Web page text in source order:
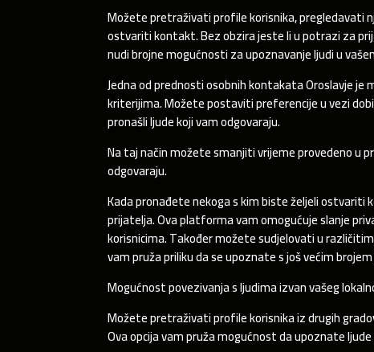
Možete pretraživati profile korisnika, pregledavati
ostvariti kontakt. Bez obzira jeste li u potrazi za
nudi brojne mogućnosti za upoznavanje ljudi u
Jedna od prednosti osobnih kontakata Oroslavje
kriterijima. Možete postaviti preferencije u vezi
pronašli ljude koji vam odgovaraju.
Na taj način možete smanjiti vrijeme provedeno u
odgovaraju.
Kada pronađete nekoga s kim biste željeli
prijatelja. Ova platforma vam omogućuje slanje
korisnicima. Također možete sudjelovati u
vam pruža priliku da se upoznate s još većim
Mogućnost povezivanja s ljudima izvan vašeg
Možete pretraživati profile korisnika iz drugih
Ova opcija vam pruža mogućnost da upoznate